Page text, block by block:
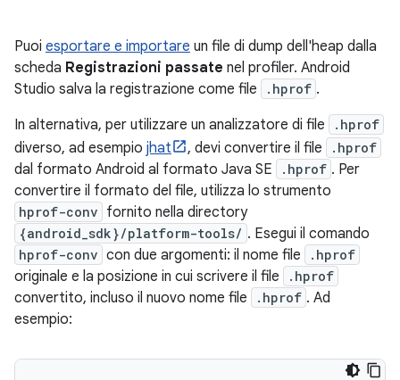
Puoi esportare e importare un file di dump dell'heap dalla
scheda Registrazioni passate nel profiler. Android
Studio salva la registrazione come file
.hprof .
In alternativa, per utilizzare un analizzatore di file
.hprof
diverso, ad esempio jhat , devi convertire il file .hprof
dal formato Android al formato Java SE .hprof . Per
convertire il formato del file, utilizza lo strumento
hprof-conv fornito nella directory
{android_sdk}/platform-tools/ . Esegui il comando
hprof-conv con due argomenti: il nome file .hprof
originale e la posizione in cui scrivere il file .hprof
convertito, incluso il nuovo nome file .hprof . Ad
esempio: